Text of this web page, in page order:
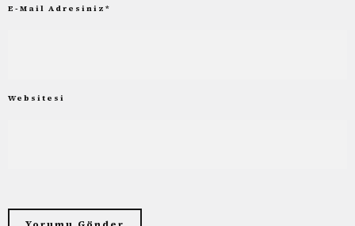
E-Mail Adresiniz *
Websitesi